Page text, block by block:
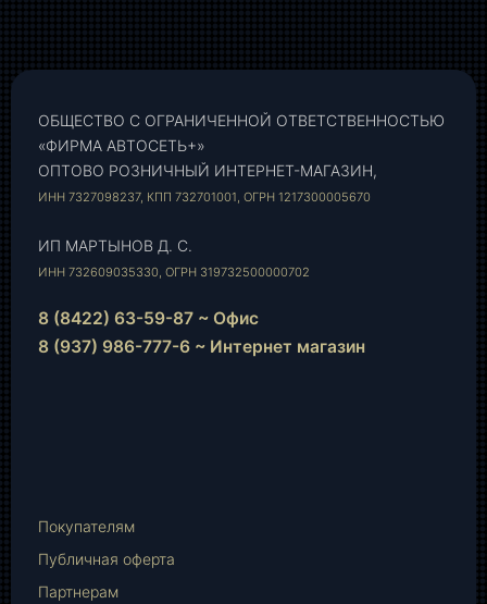
ОБЩЕСТВО С ОГРАНИЧЕННОЙ ОТВЕТСТВЕННОСТЬЮ
«ФИРМА АВТОСЕТЬ+»
ОПТОВО РОЗНИЧНЫЙ ИНТЕРНЕТ-МАГАЗИН,
ИНН 7327098237, КПП 732701001, ОГРН 1217300005670
ИП МАРТЫНОВ Д. С.
ИНН 732609035330, ОГРН 319732500000702
8 (8422) 63-59-87 ~ Офис
8 (937) 986-777-6 ~ Интернет магазин
Mail
Покупателям
Публичная оферта
Партнерам